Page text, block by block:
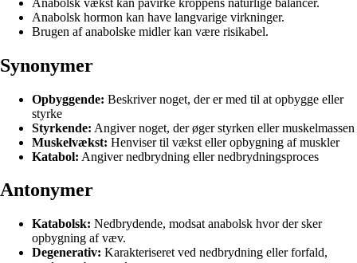
Anabolsk hormon kan have langvarige virkninger.
Brugen af anabolske midler kan være risikabel.
Synonymer
Opbyggende: Beskriver noget, der er med til at opbygge eller
styrke
Styrkende: Angiver noget, der øger styrken eller muskelmassen
Muskelvækst: Henviser til vækst eller opbygning af muskler
Katabol: Angiver nedbrydning eller nedbrydningsproces
Antonymer
Katabolsk: Nedbrydende, modsat anabolsk hvor der sker
opbygning af væv.
Degenerativ: Karakteriseret ved nedbrydning eller forfald,